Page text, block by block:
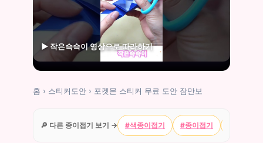
▶ 작은슥슥이 영상으로 따라하기
홈 › 스티커도안 › 포켓몬 스티커 무료 도안 잠만보
🔎 다른 종이접기 보기 → #색종이접기 #종이접기